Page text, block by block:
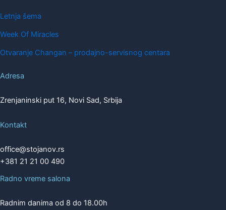
Letnja šema
Week Of Miracles
Otvaranje Changan – prodajno-servisnog centara
Adresa
Zrenjaninski put 16, Novi Sad, Srbija
Kontakt
office@stojanov.rs
+381 21 21 00 490
Radno vreme salona
Radnim danima od 8 do 18.00h